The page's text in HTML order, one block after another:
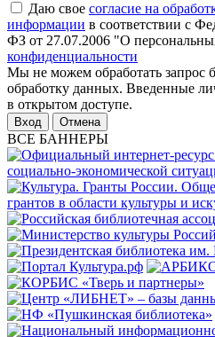
Даю свое согласие на
информации в соответствии с
ФЗ от 27.07.2006 "О
конфиденциальности
Мы не можем обработать запрос
обработку данных. Введенные
в открытом доступе.
Отмена
ВСЕ БАННЕРЫ